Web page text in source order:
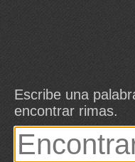
Escribe una
encontrar rimas.